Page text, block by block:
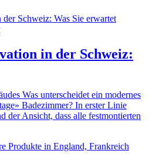
in der Schweiz:
Was unterscheidet ein modernes
Badezimmer? In erster Linie
der Ansicht, dass alle festmontierten